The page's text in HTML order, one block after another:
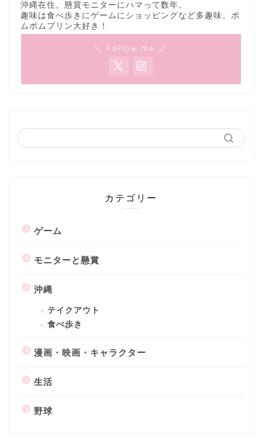
沖縄在住。懸賞モニターにハマって数年。
趣味は食べ歩きにゲームにショッピングなど多趣味。ポ
ムポムプリン大好き！
＼ Follow me ／
カテゴリー
ゲーム
モニターと懸賞
沖縄
テイクアウト
食べ歩き
漫画・映画・キャラクター
生活
野球